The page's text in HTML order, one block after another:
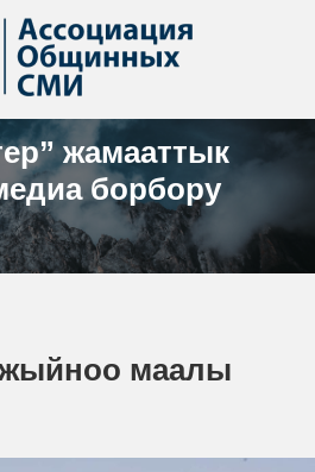
жамааттык
борбору
маалы